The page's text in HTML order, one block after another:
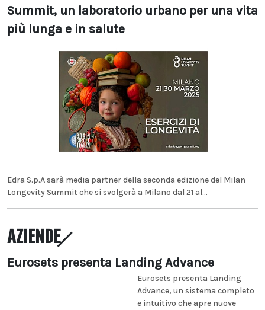
Summit, un laboratorio urbano per una vita
più lunga e in salute
Edra S.p.A sarà media partner della seconda edizione del Milan
Longevity Summit che si svolgerà a Milano dal 21 al...
AZIENDE
Eurosets presenta Landing Advance
Eurosets presenta Landing
Advance, un sistema completo
e intuitivo che apre nuove